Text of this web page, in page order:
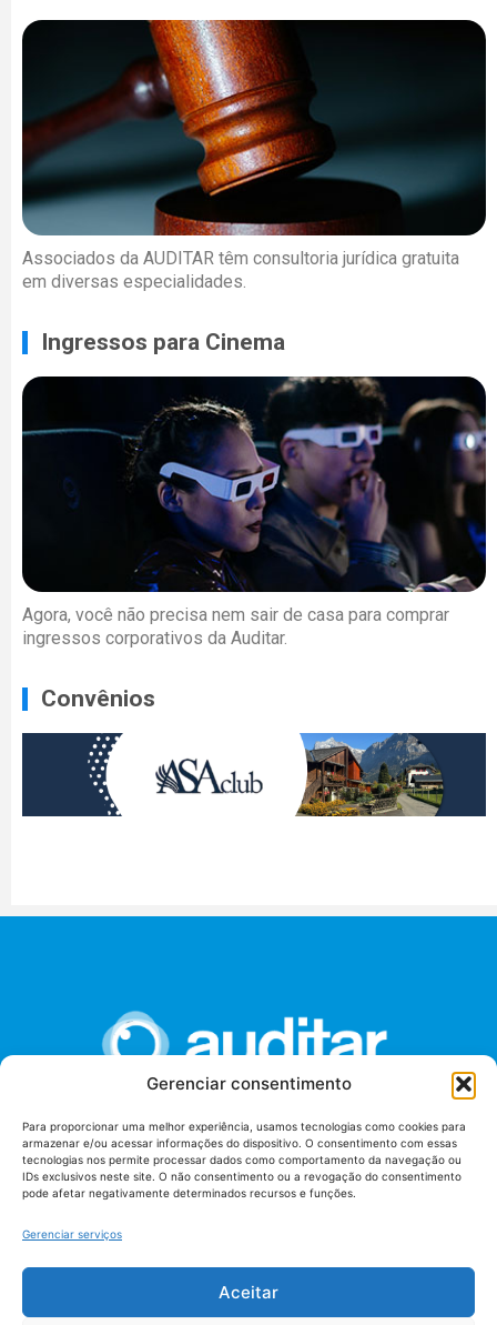
Gerenciar consentimento
Para proporcionar uma melhor experiência, usamos tecnologias como cookies para
armazenar e/ou acessar informações do dispositivo. O consentimento com essas
tecnologias nos permite processar dados como comportamento da navegação ou
IDs exclusivos neste site. O não consentimento ou a revogação do consentimento
pode afetar negativamente determinados recursos e funções.
Gerenciar serviços
Aceitar
Associados da AUDITAR têm consultoria jurídica gratuita
em diversas especialidades.
Ingressos para Cinema
Agora, você não precisa nem sair de casa para comprar
ingressos corporativos da Auditar.
Convênios
União dos Auditores Federais de Controle Externo -
AUDITAR
Setor de Administração Federal Sul (SAF/Sul), Qd. 04, Lt. 01
Tribunal de Contas da União (TCU), Subsolo, Sala S04
Termos de uso